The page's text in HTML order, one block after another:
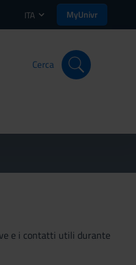
ITA MyUnivr
Cerca
e i contatti utili durante